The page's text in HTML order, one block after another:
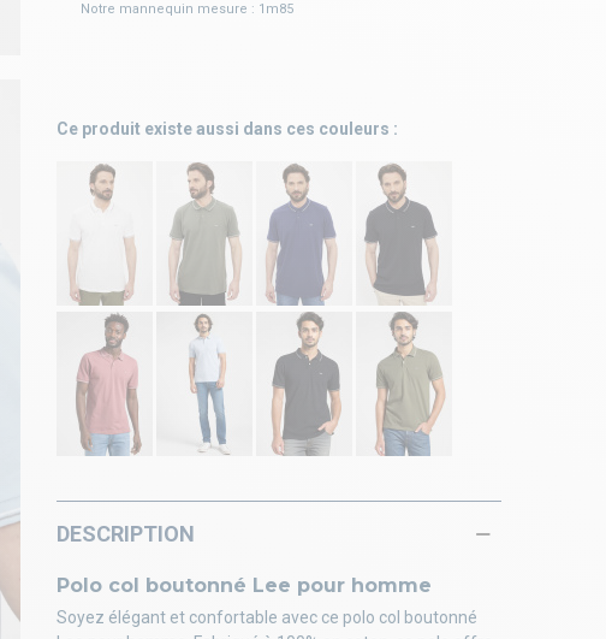
Notre mannequin mesure : 1m85
Ce produit existe aussi dans ces couleurs :
DESCRIPTION
Polo col boutonné Lee pour homme
Soyez élégant et confortable avec ce polo col boutonné